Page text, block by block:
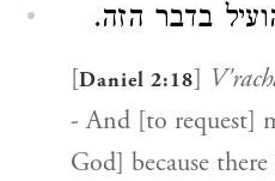
בדבר הזה.
[Daniel 2:18]
- And [to request]
God] because